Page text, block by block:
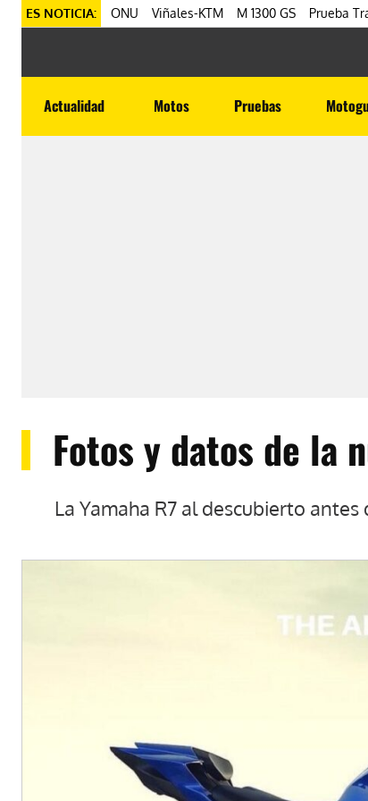
ES NOTICIA: ONU Viñales-KTM M 1300 GS Prueba
Actualidad Motos Pruebas
Fotos y datos de la
La Yamaha R7 al descubierto